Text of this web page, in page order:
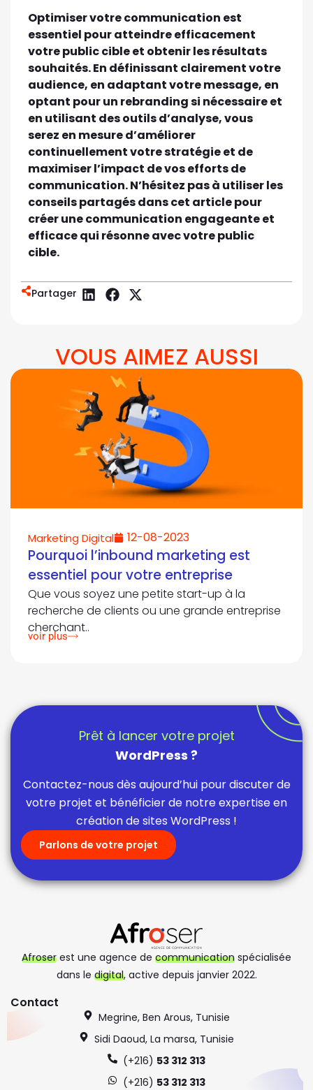
Optimiser votre communication est
essentiel pour atteindre efficacement
votre public cible et obtenir les résultats
souhaités. En définissant clairement votre
audience, en adaptant votre message, en
optant pour un rebranding si nécessaire et
en utilisant des outils d’analyse, vous
serez en mesure d’améliorer
continuellement votre stratégie et de
maximiser l’impact de vos efforts de
communication. N’hésitez pas à utiliser les
conseils partagés dans cet article pour
créer une communication engageante et
efficace qui résonne avec votre public
cible.
Partager
VOUS AIMEZ AUSSI
Marketing Digital 12-08-2023
Pourquoi l’inbound marketing est
essentiel pour votre entreprise
Que vous soyez une petite start-up à la
recherche de clients ou une grande entreprise
cherchant..
voir plus
Prêt à lancer votre projet
WordPress ?
Contactez-nous dès aujourd’hui pour discuter de
votre projet et bénéficier de notre expertise en
création de sites WordPress !
Parlons de votre projet
Afroser est une agence de communication spécialisée
dans le digital, active depuis janvier 2022.
Contact
Megrine, Ben Arous, Tunisie
Sidi Daoud, La marsa, Tunisie
(+216) 53 312 313
(+216) 53 312 313